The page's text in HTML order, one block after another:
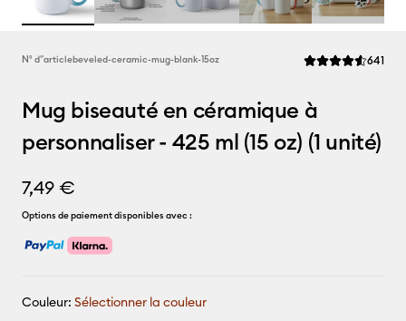
N° d''articlebeveled-ceramic-mug-blank-15oz La note moyenne
641
Mug biseauté en céramique à
personnaliser - 425 ml (15 oz) (1 unité)
7,49 €
Options de paiement disponibles avec :
Couleur: Sélectionner la couleur